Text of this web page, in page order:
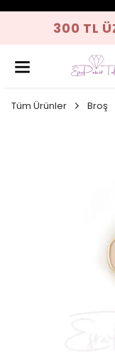
300 TL
Tüm Ürünler Broş